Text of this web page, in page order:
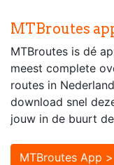
MTBroutes
MTBroutes is dé
meest complete
routes in
download snel
jouw in de buurt
MTBroutes App >